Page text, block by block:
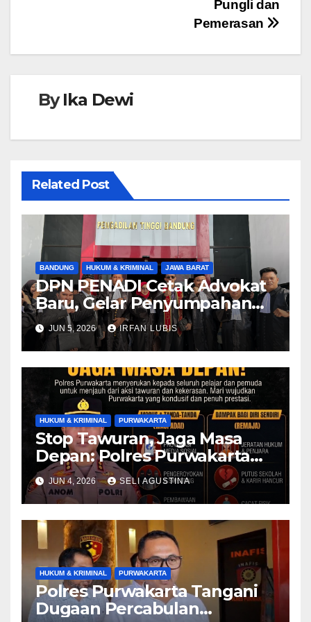
Pungli dan
Pemerasan
ByIka Dewi
Related Post
BANDUNG HUKUM & KRIMINAL JAWA BARAT
DPN PENADI Cetak Advokat
Baru, Gelar Penyumpahan
Perdana di Pengadilan
Tinggi Bandung
JUN 5, 2026 IRFAN LUBIS
HUKUM & KRIMINAL PURWAKARTA
Stop Tawuran, Jaga Masa
Depan: Polres Purwakarta
Ajak Generasi Muda Tolak
Kekerasan dan Bijak
Bermedia Sosial
JUN 4, 2026 SELI AGUSTINA
HUKUM & KRIMINAL PURWAKARTA
Polres Purwakarta Tangani
Dugaan Percabulan